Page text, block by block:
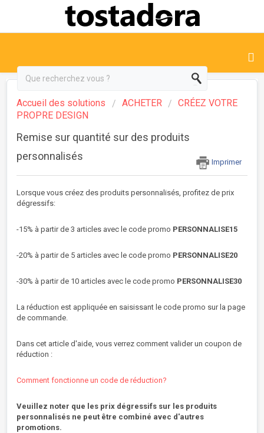
Accueil des solutions ACHETER
CRÉEZ VOTRE
PROPRE DESIGN
Remise sur quantité sur des produits
personnalisés
Imprimer
Lorsque vous créez des produits personnalisés, profitez de prix
dégressifs:
-15% à partir de 3 articles avec le code promo PERSONNALISE15
-20% à partir de 5 articles avec le code promo PERSONNALISE20
-30% à partir de 10 articles avec le code promo PERSONNALISE30
La réduction est appliquée en saisissant le code promo sur la page
de commande.
Dans cet article d'aide, vous verrez comment valider un coupon de
réduction :
Comment fonctionne un code de réduction?
Veuillez noter que les prix dégressifs sur les produits
personnalisés ne peut être combiné avec d'autres
promotions.